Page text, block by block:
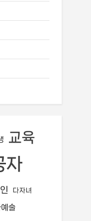
교육
자
다자녀
술